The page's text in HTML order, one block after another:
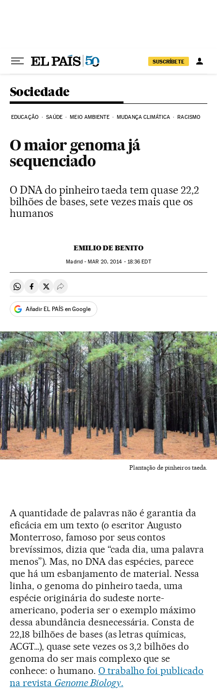
SUSCRÍBETE
Sociedade
EDUCAÇÃO SAÚDE MEIO AMBIENTE MUDANÇA CLIMÁTICA RACISMO
O maior genoma já
sequenciado
O DNA do pinheiro taeda tem quase 22,2
bilhões de bases, sete vezes mais que os
humanos
EMILIO DE BENITO
Madrid -MAR 20, 2014 - 18:36 EDT
Compartir en Whatsapp
Compartir en Facebook
Compartir en Twitter
Desplegar Redes Sociales
Añadir EL PAÍS en Google
Plantação de pinheiros taeda.
A quantidade de palavras não é garantia da
eficácia em um texto (o escritor Augusto
Monterroso, famoso por seus contos
brevíssimos, dizia que “cada dia, uma palavra
menos”). Mas, no DNA das espécies, parece
que há um esbanjamento de material. Nessa
linha, o genoma do pinheiro taeda, uma
espécie originária do sudeste norte-
americano, poderia ser o exemplo máximo
dessa abundância desnecessária. Consta de
22,18 bilhões de bases (as letras químicas,
ACGT…), quase sete vezes os 3,2 bilhões do
genoma do ser mais complexo que se
conhece: o humano. O trabalho foi publicado
na revista Genome Biology.